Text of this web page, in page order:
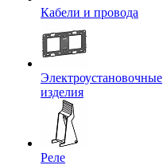
Кабели и провода
Электроустановочные
изделия
Реле